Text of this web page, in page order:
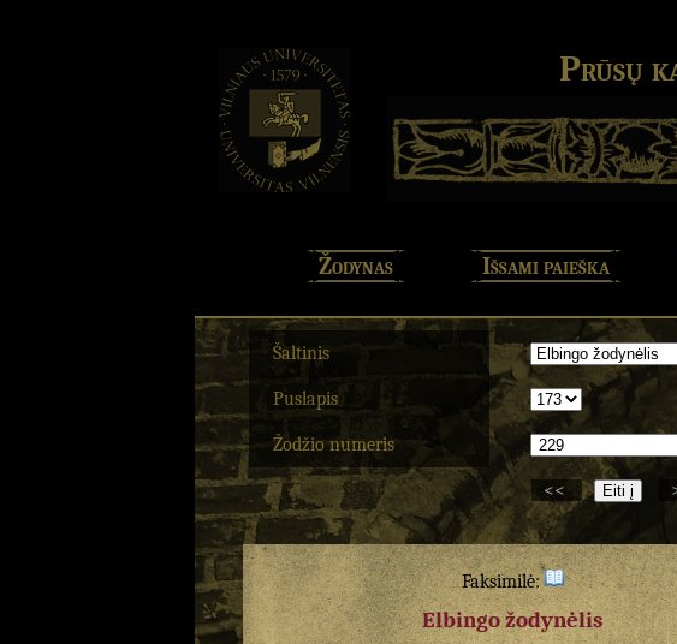
Prūsų
Žodynas Išsami paieška
Šaltinis
Puslapis
Žodžio numeris
<<
Faksimilė:
Elbingo žodynėlis